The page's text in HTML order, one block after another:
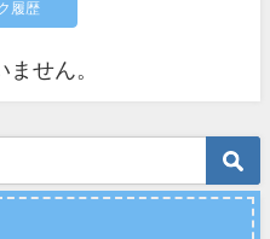
履歴
せん。